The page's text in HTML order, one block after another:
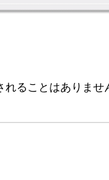
れることはありませ